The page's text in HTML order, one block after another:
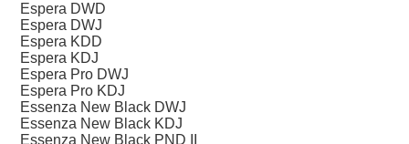
Espera DWD
Espera DWJ
Espera KDD
Espera KDJ
Espera Pro DWJ
Espera Pro KDJ
Essenza New Black DWJ
Essenza New Black KDJ
Essenza New Black PND II